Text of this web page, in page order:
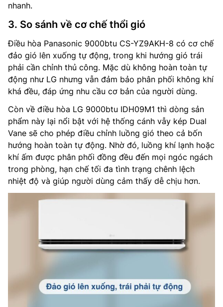
nhanh.
3. So sánh về cơ chế thổi gió
Điều hòa Panasonic 9000btu CS-YZ9AKH-8 có cơ chế
đảo gió lên xuống tự động, trong khi hướng gió trái
phải cần chỉnh thủ công. Mặc dù không hoàn toàn tự
động như LG nhưng vẫn đảm bảo phân phối không khí
khá đều, đáp ứng nhu cầu cơ bản của người dùng.
Còn về điều hòa LG 9000btu IDH09M1 thì dòng sản
phẩm này lại nổi bật với hệ thống cánh vẫy kép Dual
Vane sẽ cho phép điều chỉnh luồng gió theo cả bốn
hướng hoàn toàn tự động. Nhờ đó, luồng khí lạnh hoặc
khí ấm được phân phối đồng đều đến mọi ngóc ngách
trong phòng, hạn chế tối đa tình trạng chênh lệch
nhiệt độ và giúp người dùng cảm thấy dễ chịu hơn.